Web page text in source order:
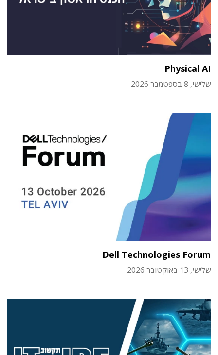
Physical AI
שלישי, 8 בספטמבר 2026
Dell Technologies Forum
שלישי, 13 באוקטובר 2026